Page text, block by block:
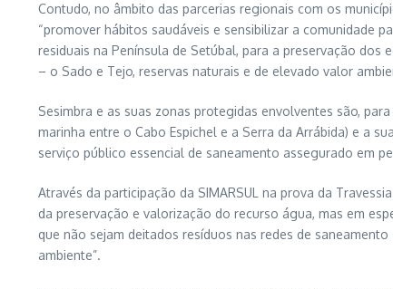
Contudo, no âmbito das parcerias regionais com os
“promover hábitos saudáveis e sensibilizar a comunidade
residuais na Península de Setúbal, para a preservação
– o Sado e Tejo, reservas naturais e de elevado valor
Sesimbra e as suas zonas protegidas envolventes são,
marinha entre o Cabo Espichel e a Serra da Arrábida) e a
serviço público essencial de saneamento assegurado em
Através da participação da SIMARSUL na prova da
da preservação e valorização do recurso água, mas em
que não sejam deitados resíduos nas redes de
ambiente”.